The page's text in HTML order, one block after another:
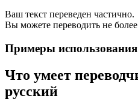
Ваш текст переведен частично.
Вы можете переводить не более
Примеры использования
Что умеет
русский